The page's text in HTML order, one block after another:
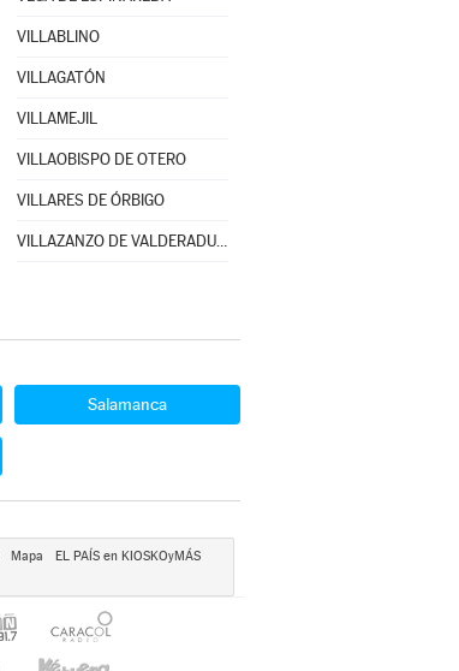
VILLABLINO
VILLAGATÓN
VILLAMEJIL
VILLAOBISPO DE OTERO
VILLARES DE ÓRBIGO
VILLAZANZO DE VALDERADUEY
Salamanca
Mapa
EL PAÍS en KIOSKOyMÁS